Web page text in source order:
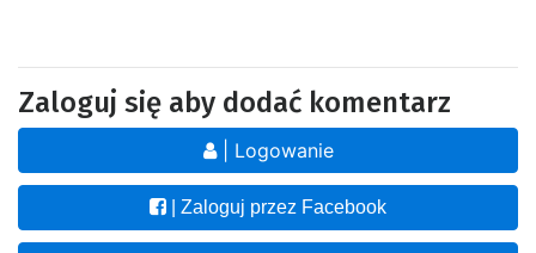
Zaloguj się aby dodać komentarz
| Logowanie
| Zaloguj przez Facebook